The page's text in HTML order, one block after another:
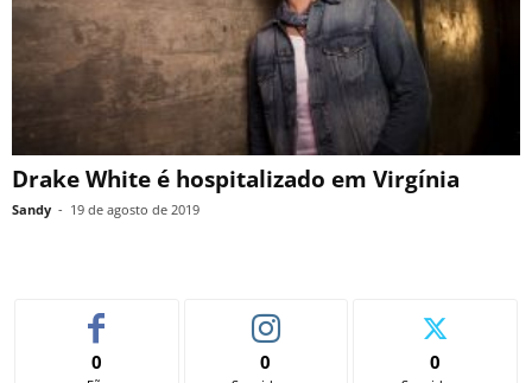
Drake White é hospitalizado em Virgínia
Sandy - 19 de agosto de 2019
0 0 0